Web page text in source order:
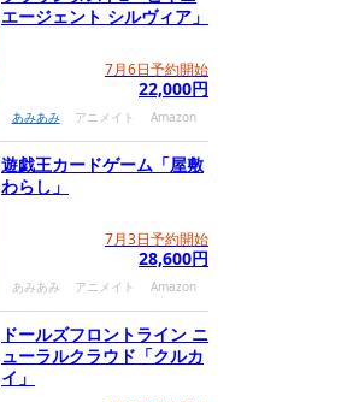
エージェント シルヴィア」
7月6日予約開始
22,000円
あみあみ アニメイト Amazon
遊戯王カードゲーム「屋敷
わらし」
7月3日予約開始
28,600円
あみあみ アニメイト Amazon
ドールズフロントライン ニ
ューラルクラウド「クルカ
イ」